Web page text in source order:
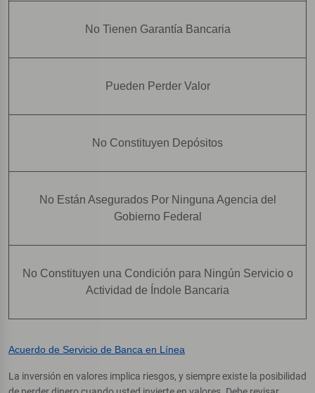
No Tienen Garantía Bancaria
Pueden Perder Valor
No Constituyen Depósitos
No Están Asegurados Por Ninguna Agencia del
Gobierno Federal
No Constituyen una Condición para Ningún Servicio o
Actividad de Índole Bancaria
Acuerdo de Servicio de Banca en Línea
La inversión en valores implica riesgos, y siempre existe la posibilidad